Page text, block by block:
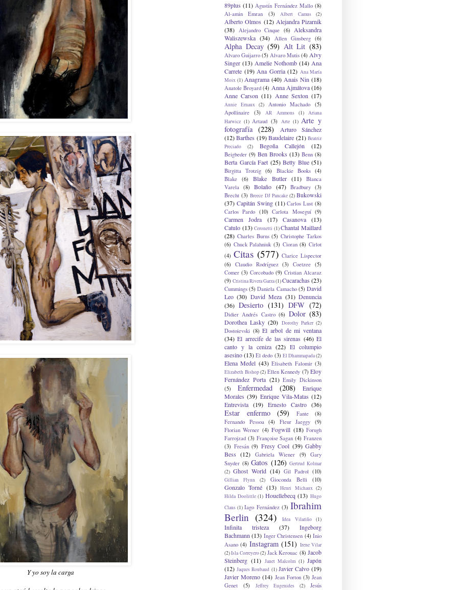
Y yo soy la carga
89plus (11) Agustín Fernández Mallo (8)
Al-amin Emran
(3) Albert Camus (2)
Alberto Olmos (12) Alejandra Pizarnik
(38)
Alejandro Cinque (6)
Aleksandra
Waliszewska (34) Allen Ginsberg (6)
Alpha Decay (59) Alt Lit (83)
Alvaro Guijarro (5) Alvaro Mutis (4) Alvy
Singer (13) Amelie Nothomb (14) Ana
Carrete (19) Ana Gorria (12) Ana María
Moix (1) Anagrama (40) Anais Nin (18)
Anatole Broyard (4) Anna Ajmátova (16)
Anne Carson (11) Anne Sexton (17)
Annie Ernaux (2) Antonio Machado
(5)
Apollinaire
(3) AR Ammons (1)
Ariana
Harwicz (1) Artaud (3) Arte (1) Arte y
fotografía (228)
Arturo Sánchez
(12) Barthes (19) Baudelaire (21) Beatriz
Preciado
(2) Begoña Callejón (12)
Beigbeder (9) Ben Brooks (13) Benn (8)
Berta García Faet (25) Betty Blue (51)
Birgitta Trotzig (6) Blackie Books (4)
Blake
(6) Blake Butler (11)
Blanca
Varela
(8) Bolaño (47) Bradbury (3)
Brecht (3) Breece DJ Pancake (2) Bukowski
(37) Capitán Swing (11) Carlos Lust (8)
Carlos Pardo (10) Carlota Moseguí (9)
Carmen Jodra (17) Casanova
(13)
Catulo (13) Ceronetti (1) Chantal Maillard
(28) Charles Burns (5) Christophe Tarkos
(6) Chuck Palahniuk (3) Cioran (8) Cirlot
(4) Citas (577) Clarice Lispector
(6)
Claudio Rodríguez (3) Coetzee (5)
Comer (3) Corcobado (9) Cristian Alcaraz
(9) Cristina Rivera Garza(1)Cucarachas (23)
Cummings (5) Daniela Camacho (5) David
Leo (30) David Meza (31) Denuncia
(36) Desierto (131) DFW (72)
Didier Andrés Castro (6) Dolor (83)
Dorothea Lasky (20) Dorothy Parker (2)
Dostoievski (8) El arbol de mi ventana
(34) El arrecife de las sirenas (46) El
canto y la ceniza (22) El columpio
asesino(13) El dedo (3) El Dhammapada(2)
Elena Medel (43) Elisabeth Falomir (3)
Elizabeth Bishop(2) Ellen Kennedy (7) Eloy
Fernández Porta (21) Emily Dickinson
(5)
Enfermedad (208)
Enrique
Morales (39) Enrique Vila-Matas (12)
Entrevista (19) Ernesto Castro (36)
Estar enfermo (59) Fante
(8)
Fernando Pessoa
(4) Fleur Jaeggy
(9)
Florian Werner (4) Fogwill (18) Forugh
Farrojzad (3) Françoise Sagan (4) Franzen
(3) Fresán (9) Fresy Cool (39) Gabby
Bess (12) Gabriela Wiener (9)
Gary
Snyder (8) Gatos (126) Gertrud Kolmar
(2) Ghost World (14) Gil Padrol (10)
Gillian Flynn (2) Gioconda Belli (10)
Gonzalo Torné (13) Henri Michaux (2)
Hilda Doolittle (1) Houellebecq (13) Hugo
Claus (1) Iago Fernández (3) Ibrahim
Berlin (324) Idea Vilariño (1)
Infinita tristeza (37)
Ingeborg
Bachmann (13) Inger Christensen (4) Inio
Asano (4) Instagram (151) Irene Vilar
(2)Isla Correyero(2) Jack Kerouac (8) Jacob
Steinberg (11) Janet Malcolm (1) Japón
(12) Jaques Roubaud (1) Javier Calvo (19)
Javier Moreno (14) Jean Forton (3) Jean
Genet
(5) Jeffrey Eugenides (2)
Jesús